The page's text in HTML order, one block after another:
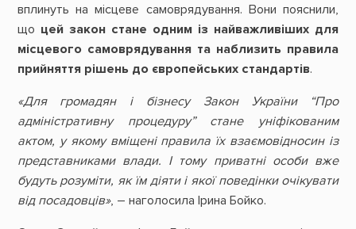
вплинуть на місцеве самоврядування. Вони пояснили,
що цей закон стане одним із найважливіших для
місцевого самоврядування та наблизить правила
прийняття рішень до європейських стандартів.
«Для громадян і бізнесу Закон України “Про
адміністративну процедуру” стане уніфікованим
актом, у якому вміщені правила їх взаємовідносин із
представниками влади. І тому приватні особи вже
будуть розуміти, як їм діяти і якої поведінки очікувати
від посадовців», – наголосила Ірина Бойко.